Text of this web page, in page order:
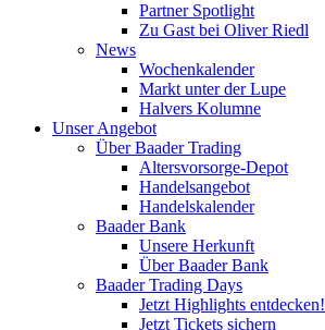
Partner Spotlight
Zu Gast bei Oliver Riedl
News
Wochenkalender
Markt unter der Lupe
Halvers Kolumne
Unser Angebot
Über Baader Trading
Altersvorsorge-Depot
Handelsangebot
Handelskalender
Baader Bank
Unsere Herkunft
Über Baader Bank
Baader Trading Days
Jetzt Highlights entdecken!
Jetzt Tickets sichern